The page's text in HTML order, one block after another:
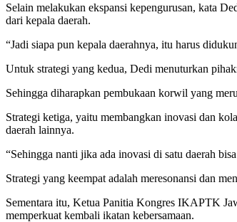
Selain melakukan ekspansi kepengurusan, kata
dari kepala daerah.
“Jadi siapa pun kepala daerahnya, itu harus
Untuk strategi yang kedua, Dedi menuturkan
Sehingga diharapkan pembukaan korwil yang
Strategi ketiga, yaitu membangkan inovasi dan
daerah lainnya.
“Sehingga nanti jika ada inovasi di satu daerah
Strategi yang keempat adalah meresonansi dan
Sementara itu, Ketua Panitia Kongres IKAPTK
memperkuat kembali ikatan kebersamaan.